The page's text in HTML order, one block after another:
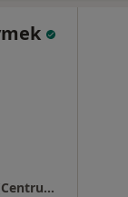
MEDAPO.cz, s.r.o - ortopedická ambulance (Centrum lékařské péče, 1.NP)